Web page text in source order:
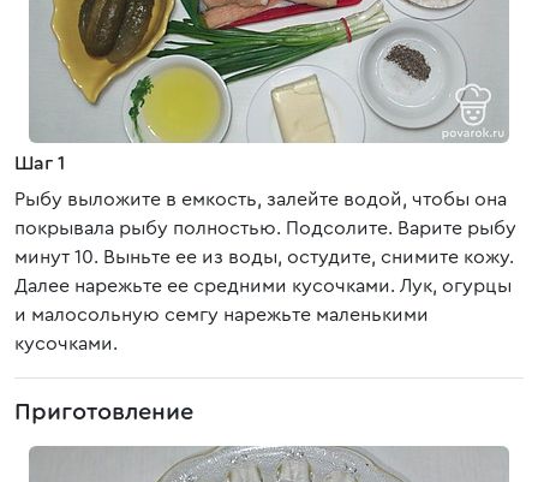
Шаг 1
Рыбу выложите в емкость, залейте водой, чтобы она
покрывала рыбу полностью. Подсолите. Варите рыбу
минут 10. Выньте ее из воды, остудите, снимите кожу.
Далее нарежьте ее средними кусочками. Лук, огурцы
и малосольную семгу нарежьте маленькими
кусочками.
Приготовление